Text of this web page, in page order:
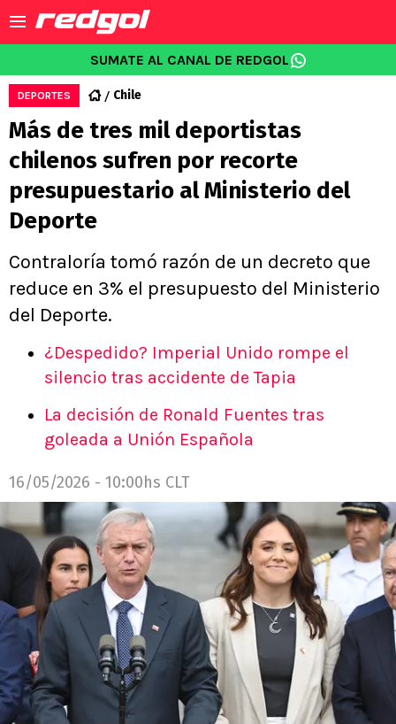
SUMATE AL CANAL DE REDGOL
DEPORTES Chile
Más de tres mil deportistas
chilenos sufren por recorte
presupuestario al Ministerio del
Deporte
Contraloría tomó razón de un decreto que
reduce en 3% el presupuesto del Ministerio
del Deporte.
¿Despedido? Imperial Unido rompe el
silencio tras accidente de Tapia
La decisión de Ronald Fuentes tras
goleada a Unión Española
16/05/2026 - 10:00hs CLT